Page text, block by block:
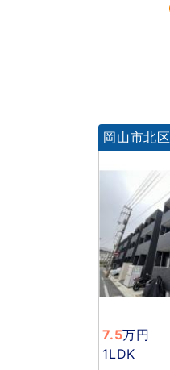
岡山市北区
7.5万円
1LDK